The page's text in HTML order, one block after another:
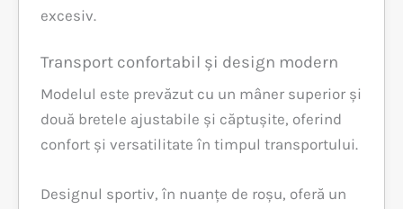
excesiv.
Transport confortabil și design modern
Modelul este prevăzut cu un mâner superior și
două bretele ajustabile și căptușite, oferind
confort și versatilitate în timpul transportului.
Designul sportiv, în nuanțe de roșu, oferă un